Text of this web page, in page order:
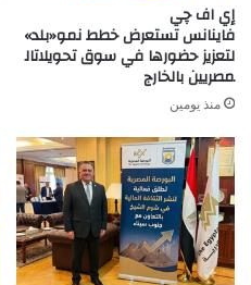
إي اف چي
فاينانس تستعرض خطط نمو«بلد»
لتعزيز حضورها في سوق تحويلاتال
مصريين بالخارج
منذ يومين